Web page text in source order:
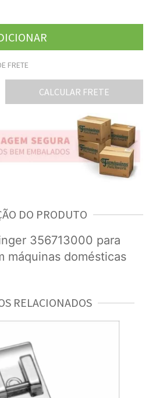
FRETE
CALCULAR FRETE
DO PRODUTO
356713000 para
máquinas domésticas
RELACIONADOS